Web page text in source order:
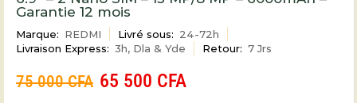
Garantie 12 mois
Marque: REDMI Livré sous: 24-72h
Livraison Express: 3h, Dla & Yde Retour: 7 Jrs
75 000CFA 65 500 CFA